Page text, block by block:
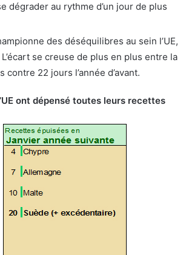
dégrader au rythme d’un jour de plus
des déséquilibres au sein l’UE,
se creuse de plus en plus entre la
22 jours l’année d’avant.
ont dépensé toutes leurs recettes